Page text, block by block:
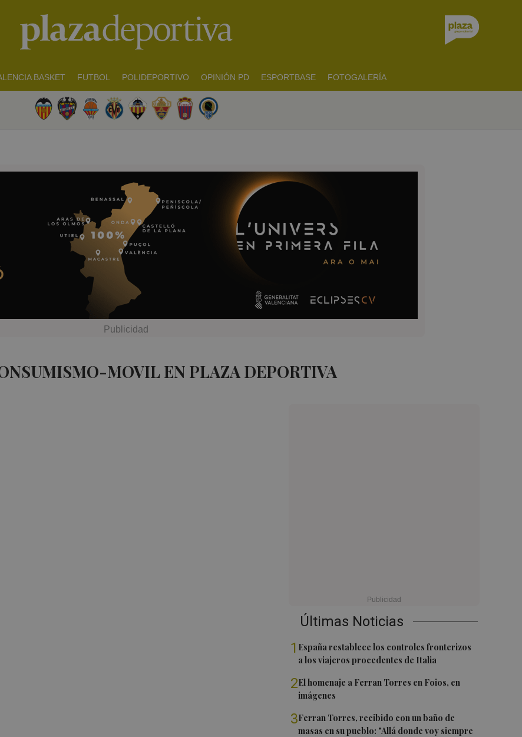
BASKET FUTBOL POLIDEPORTIVO OPINIÓN PD ESPORTBASE FOTOGALERÍA
MOVIL EN PLAZA DEPORTIVA
Últimas Noticias
1 España restablece los controles fronterizos
a los viajeros procedentes de Italia
2El homenaje a Ferran Torres en Foios, en
imágenes
3Ferran Torres, recibido con un baño de
masas en su pueblo: "Allá donde voy siempre